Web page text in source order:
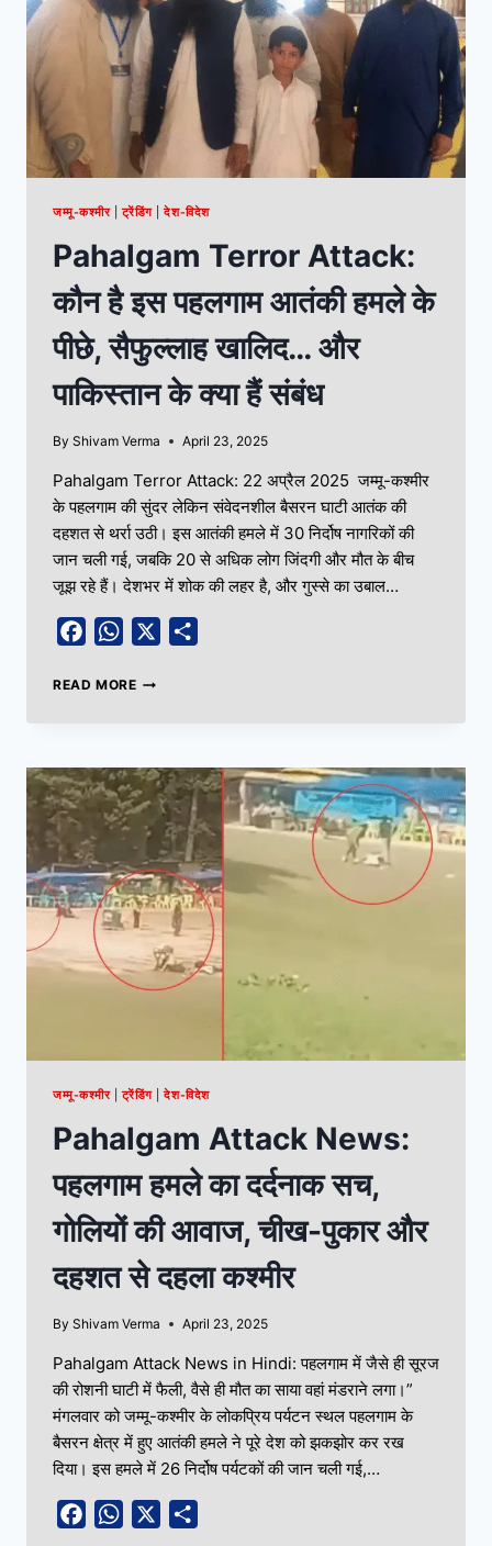
जम्मू-कश्मीर|ट्रेंडिंग|देश-विदेश
Pahalgam Terror Attack:
कौन है इस पहलगाम आतंकी हमले के
पीछे, सैफुल्लाह खालिद… और
पाकिस्तान के क्या हैं संबंध
By Shivam Verma April 23, 2025
Pahalgam Terror Attack: 22 अप्रैल 2025 जम्मू-कश्मीर
के पहलगाम की सुंदर लेकिन संवेदनशील बैसरन घाटी आतंक की
दहशत से थर्रा उठी। इस आतंकी हमले में 30 निर्दोष नागरिकों की
जान चली गई, जबकि 20 से अधिक लोग जिंदगी और मौत के बीच
जूझ रहे हैं। देशभर में शोक की लहर है, और गुस्से का उबाल…
FacebookWhatsApp
READ MORE
जम्मू-कश्मीर|ट्रेंडिंग|देश-विदेश
Pahalgam Attack News:
पहलगाम हमले का दर्दनाक सच,
गोलियों की आवाज, चीख-पुकार और
दहशत से दहला कश्मीर
By Shivam Verma April 23, 2025
Pahalgam Attack News in Hindi: पहलगाम में जैसे ही सूरज
की रोशनी घाटी में फैली, वैसे ही मौत का साया वहां मंडराने लगा।”
मंगलवार को जम्मू-कश्मीर के लोकप्रिय पर्यटन स्थल पहलगाम के
बैसरन क्षेत्र में हुए आतंकी हमले ने पूरे देश को झकझोर कर रख
दिया। इस हमले में 26 निर्दोष पर्यटकों की जान चली गई,…
FacebookWhatsApp